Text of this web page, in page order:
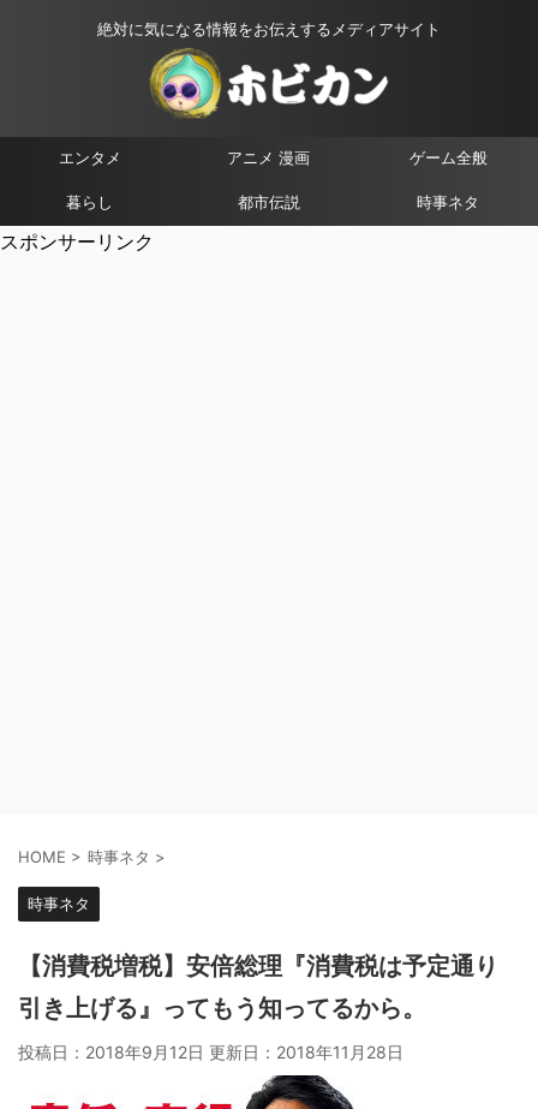
絶対に気になる情報をお伝えするメディアサイト
エンタメ アニメ 漫画 ゲーム全般
暮らし 都市伝説 時事ネタ
スポンサーリンク
HOME > 時事ネタ >
時事ネタ
【消費税増税】安倍総理『消費税は予定通り
引き上げる』ってもう知ってるから。
投稿日：2018年9月12日 更新日： 2018年11月28日